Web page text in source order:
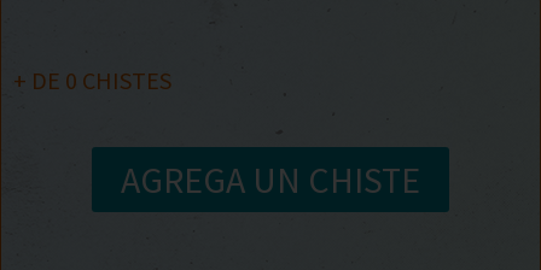
+ DE 0 CHISTES
AGREGA UN CHISTE